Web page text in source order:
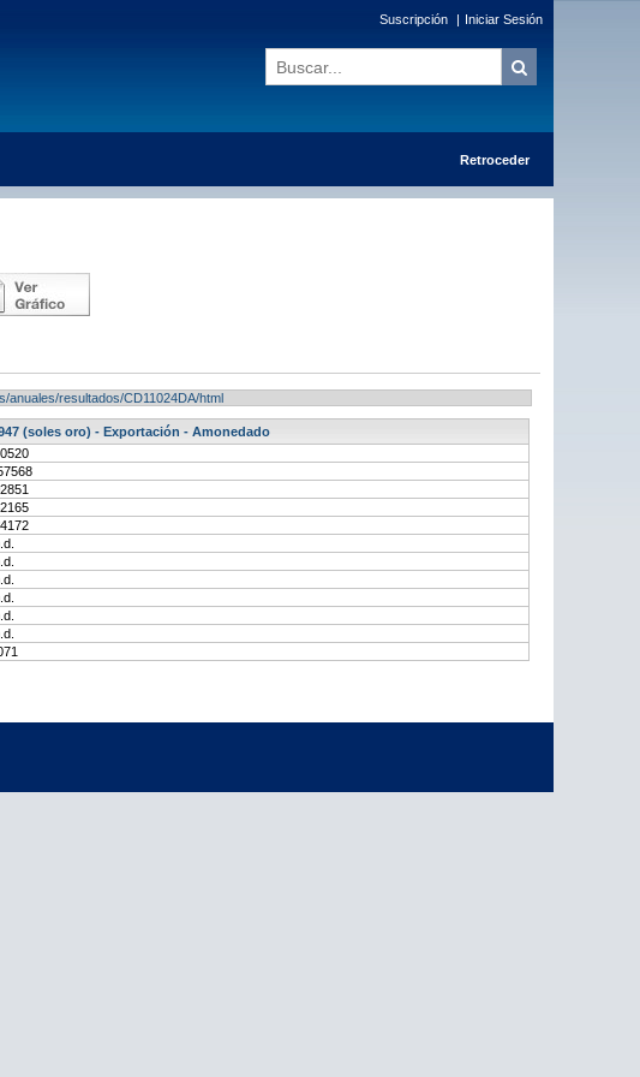
Suscripción | Iniciar Sesión
Retroceder
resultados/CD11024DA/html
(soles oro) - Exportación - Amonedado